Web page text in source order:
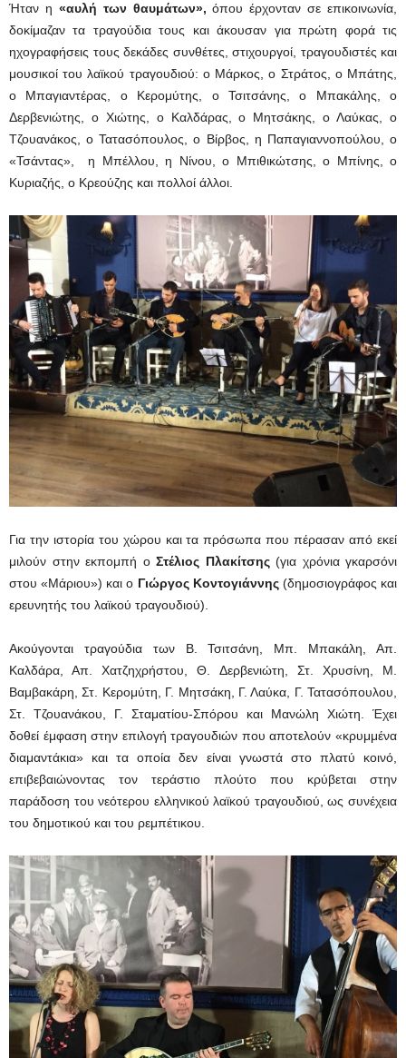
Ήταν η «αυλή των θαυμάτων», όπου έρχονταν σε επικοινωνία,
δοκίμαζαν τα τραγούδια τους και άκουσαν για πρώτη φορά τις
ηχογραφήσεις τους δεκάδες συνθέτες, στιχουργοί, τραγουδιστές και
μουσικοί του λαϊκού τραγουδιού: ο Μάρκος, ο Στράτος, ο Μπάτης,
ο Μπαγιαντέρας, ο Κερομύτης, ο Τσιτσάνης, ο Μπακάλης, ο
Δερβενιώτης, ο Χιώτης, ο Καλδάρας, ο Μητσάκης, ο Λαύκας, ο
Τζουανάκος, ο Τατασόπουλος, ο Βίρβος, η Παπαγιαννοπούλου, ο
«Τσάντας», η Μπέλλου, η Νίνου, ο Μπιθικώτσης, ο Μπίνης, ο
Κυριαζής, ο Κρεούζης και πολλοί άλλοι.
Για την ιστορία του χώρου και τα πρόσωπα που πέρασαν από εκεί
μιλούν στην εκπομπή ο Στέλιος Πλακίτσης(για χρόνια γκαρσόνι
στου «Μάριου») και ο Γιώργος Κοντογιάννης(δημοσιογράφος και
ερευνητής του λαϊκού τραγουδιού).
Ακούγονται τραγούδια των Β. Τσιτσάνη, Μπ. Μπακάλη, Απ.
Καλδάρα, Απ. Χατζηχρήστου, Θ. Δερβενιώτη, Στ. Χρυσίνη, Μ.
Βαμβακάρη, Στ. Κερομύτη, Γ. Μητσάκη, Γ. Λαύκα, Γ. Τατασόπουλου,
Στ. Τζουανάκου, Γ. Σταματίου-Σπόρου και Μανώλη Χιώτη. Έχει
δοθεί έμφαση στην επιλογή τραγουδιών που αποτελούν «κρυμμένα
διαμαντάκια» και τα οποία δεν είναι γνωστά στο πλατύ κοινό,
επιβεβαιώνοντας τον τεράστιο πλούτο που κρύβεται στην
παράδοση του νεότερου ελληνικού λαϊκού τραγουδιού, ως συνέχεια
του δημοτικού και του ρεμπέτικου.